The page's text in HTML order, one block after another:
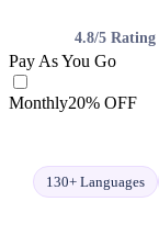
4.8/5 Rating
Pay As You Go
Monthly20% OFF
130+ Languages